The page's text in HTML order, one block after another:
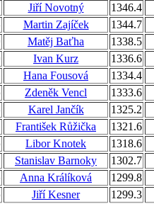
Jiří Novotný
1346.4
Martin Zajíček
1344.7
Matěj Baťha
1338.5
Ivan Kurz
1336.6
Hana Fousová
1334.4
Zdeněk Vencl
1333.6
Karel Jančík
1325.2
František Růžička
1321.6
Libor Knotek
1318.6
Stanislav Barnoky
1302.7
Anna Králíková
1299.8
Jiří Kesner
1299.3